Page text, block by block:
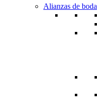
Alianzas de boda